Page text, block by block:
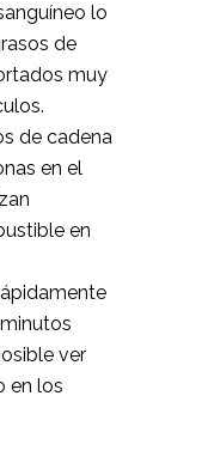
lo
de
muy
de cadena
en el
en
ver
en los